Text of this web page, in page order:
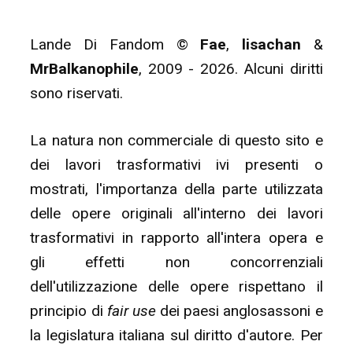
Lande Di Fandom © Fae, lisachan &
MrBalkanophile, 2009 - 2026. Alcuni diritti
sono riservati.
La natura non commerciale di questo sito e
dei lavori trasformativi ivi presenti o
mostrati, l'importanza della parte utilizzata
delle opere originali all'interno dei lavori
trasformativi in rapporto all'intera opera e
gli effetti non concorrenziali
dell'utilizzazione delle opere rispettano il
principio di fair usedei paesi anglosassoni e
la legislatura italiana sul diritto d'autore. Per